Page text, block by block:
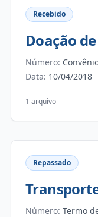
Recebido
Doação
Número:
Data: 10/04/2018
1 arquivo
Repassado
Número: Termo